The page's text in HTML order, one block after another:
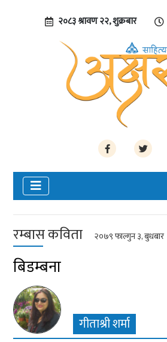
२०८३ श्रावण २२, शुक्रबार
रम्बास कविता २०७९ फाल्गुन ३, बुधबार
बिडम्बना
गीताश्री शर्मा